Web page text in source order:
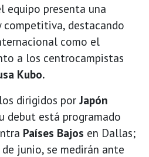
equipo presenta una
destacando
como el
a los centrocampistas
Kubo.
dirigidos por Japón
debut está programado
Países Bajos en Dallas;
junio, se medirán ante